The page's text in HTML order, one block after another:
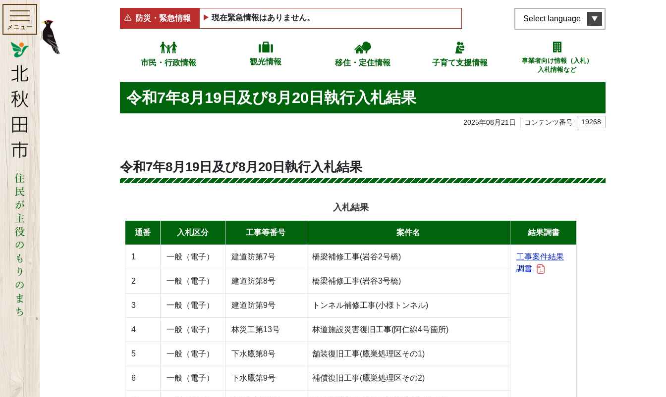
メニュー
防災・緊急情報 現在緊急情報はありません。 Select language
市民・行政情報 観光情報 移住・定住情報 子育て支援情報
事業者向け情報（入札）
入札情報など
令和7年8月19日及び8月20日執行入札結果
2025年08月21日 コンテンツ番号 19268
令和7年8月19日及び8月20日執行入札結果
入札結果
通番 入札区分 工事等番号 案件名 結果調書
1 一般（電子） 建道防第7号 橋梁補修工事(岩谷2号橋)
工事案件結果
調書
2
一般（電子） 建道防第8号 橋梁補修工事(岩谷3号橋)
3 一般（電子） 建道防第9号 トンネル補修工事(小様トンネル)
4 一般（電子） 林災工第13号 林道施設災害復旧工事(阿仁線4号箇所)
5 一般（電子） 下水鷹第8号 舗装復旧工事(鷹巣処理区その1)
6 一般（電子） 下水鷹第9号 補償復旧工事(鷹巣処理区その2)